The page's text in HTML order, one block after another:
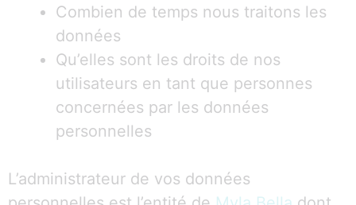
Combien de temps nous traitons les
données
Qu’elles sont les droits de nos
utilisateurs en tant que personnes
concernées par les données
personnelles
L’administrateur de vos données